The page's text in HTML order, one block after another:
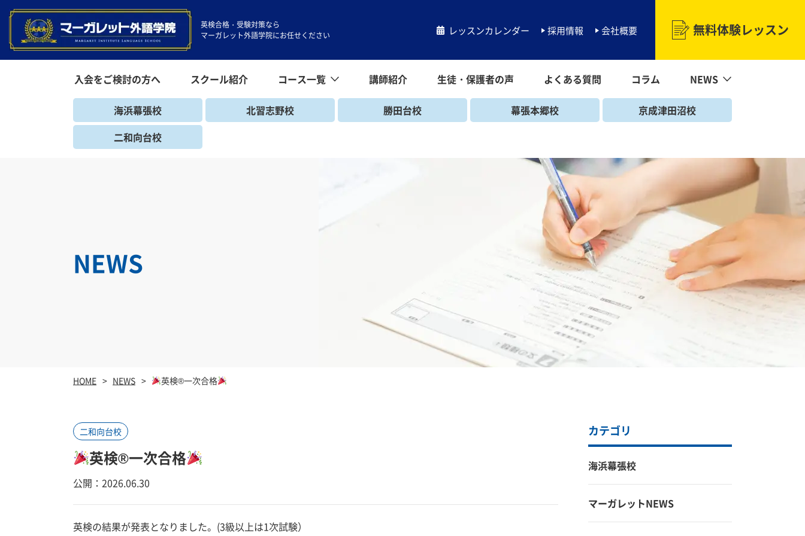
英検合格・受験対策なら
マーガレット外語学院にお任せください
レッスンカレンダー 採用情報 会社概要 無料体験レッスン
入会をご検討の方へ スクール紹介
コース一覧
コース一覧
小学生コース
中学生コース
高校生コース
キッズコース
一般コース
帰国生コース
講師紹介 生徒・保護者の声 よくある質問 コラム
NEWS
NEWS一覧
海浜幕張校
マーガレットNEWS
北習志野校
勝田台校
幕張本郷校
京成津田沼校
二和向台校
海浜幕張校 北習志野校 勝田台校 幕張本郷校
京成津田沼校
二和向台校
NEWS
HOME NEWS 英検®一次合格
二和向台校
英検®一次合格
公開：2026.06.30
英検の結果が発表となりました。(3級以上は1次試験）
カテゴリ
海浜幕張校
マーガレットNEWS